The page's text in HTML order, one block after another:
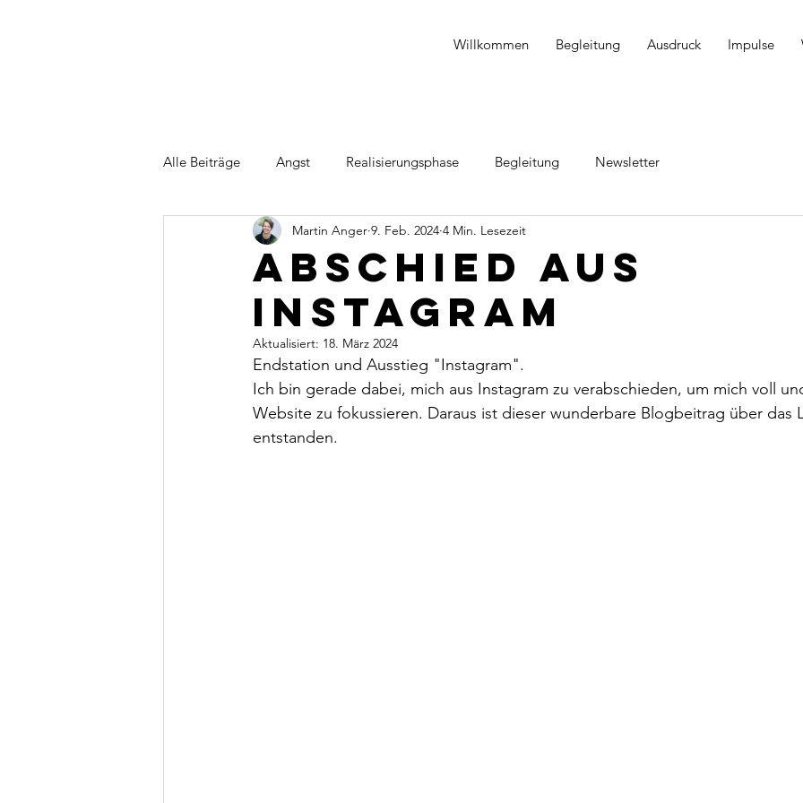
Willkommen Begleitung Ausdruck Impulse
Alle Beiträge Angst Realisierungsphase Begleitung Newsletter
Abschied aus
Instagram
Martin Anger 9. Feb. 2024 4 Min. Lesezeit
Aktualisiert: 18. März 2024
Endstation und Ausstieg "Instagram".
Ich bin gerade dabei, mich aus Instagram zu verabschieden, um mich voll
Website zu fokussieren. Daraus ist dieser wunderbare Blogbeitrag über das
entstanden.